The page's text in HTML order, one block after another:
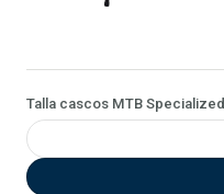
Talla cascos MTB Specialized